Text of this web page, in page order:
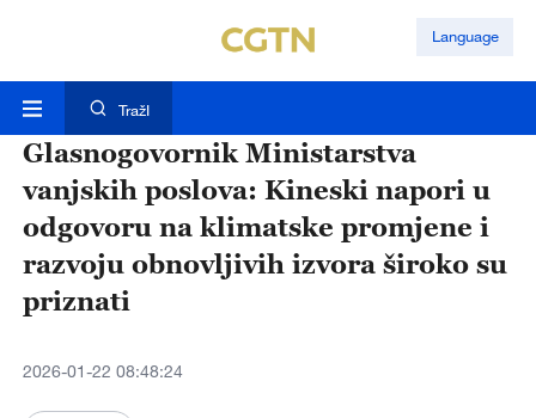
Language
TražI
Glasnogovornik Ministarstva
vanjskih poslova: Kineski napori u
odgovoru na klimatske promjene i
razvoju obnovljivih izvora široko su
priznati
2026-01-22 08:48:24